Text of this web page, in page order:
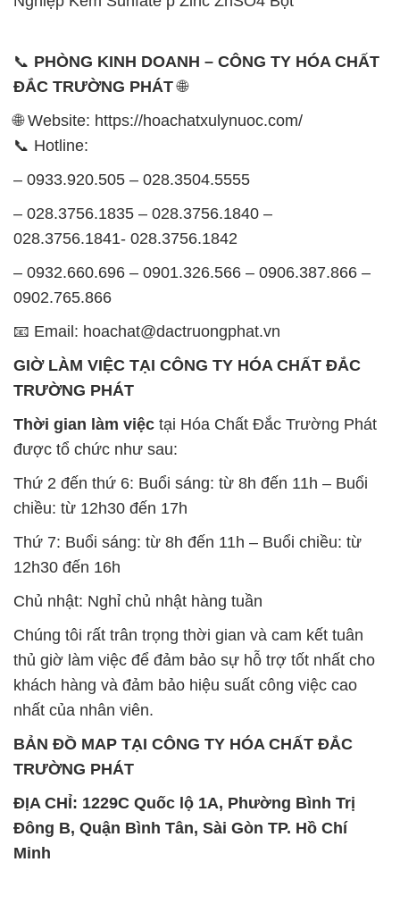
🌐 Website: https://hoachatxulynuoc.com/
– 0933.920.505 – 028.3504.5555
028.3756.1841- 028.3756.1842
0902.765.866
📧 Email: hoachat@dactruongphat.vn
TRƯỜNG PHÁT
được tổ chức như sau:
Thứ 2 đến thứ 6: Buổi sáng: từ 8h đến 11h – Buổi
chiều: từ 12h30 đến 17h
Thứ 7: Buổi sáng: từ 8h đến 11h – Buổi chiều: từ
12h30 đến 16h
Chủ nhật: Nghỉ chủ nhật hàng tuần
thủ giờ làm việc để đảm bảo sự hỗ trợ tốt nhất cho
khách hàng và đảm bảo hiệu suất công việc cao
nhất của nhân viên.
BẢN ĐỒ MAP TẠI CÔNG TY HÓA CHẤT ĐẮC
TRƯỜNG PHÁT
ĐỊA CHỈ: 1229C Quốc lộ 1A, Phường Bình Trị
Đông B, Quận Bình Tân, Sài Gòn TP. Hồ Chí
Minh